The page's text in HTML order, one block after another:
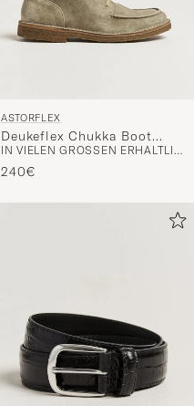
ASTORFLEX
Deukeflex Chukka Boot
Stone Suede
IN VIELEN GRÖSSEN ERHÄLTLICH
240€